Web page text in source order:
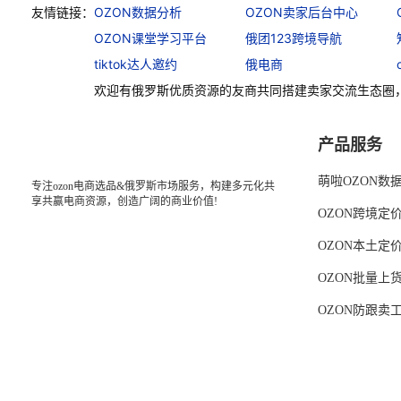
友情链接： OZON数据分析 OZON卖家后台中心
OZON课堂学习平台
俄团123跨境导航
tiktok达人邀约
俄电商
欢迎有俄罗斯优质资源的友商共同搭建卖家交流生态圈
专注ozon电商选品&俄罗斯市场服务，构建多元化共
享共赢电商资源，创造广阔的商业价值!
产品服务
萌啦OZON数
OZON跨境定
OZON本土定
OZON批量上
OZON防跟卖